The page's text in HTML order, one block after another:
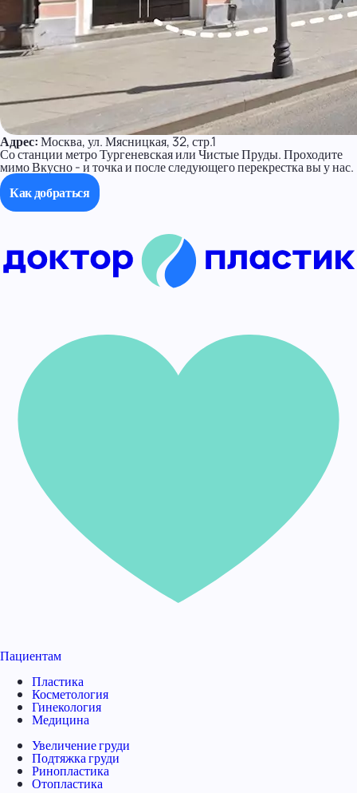
Адрес:Москва, ул. Мясницкая, 32, стр.1
Со станции метро Тургеневская или Чистые Пруды. Проходите
мимо Вкусно - и точка и после следующего перекрестка вы у нас.
Как добраться
Пациентам
Пластика
Косметология
Гинекология
Медицина
Увеличение груди
Подтяжка груди
Ринопластика
Отопластика